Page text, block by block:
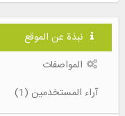
نبذة عن الموقع
المواصفات
آراء المستخدمين (1)